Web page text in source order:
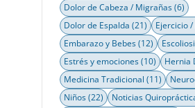
Dolor de Cabeza / Migrañas(6)
Dolor de Espalda (21) Ejercicio
Embarazo y Bebes(12)
Estrés y emociones(10) Hernia
Medicina Tradicional (11)
Niños(22) Noticias